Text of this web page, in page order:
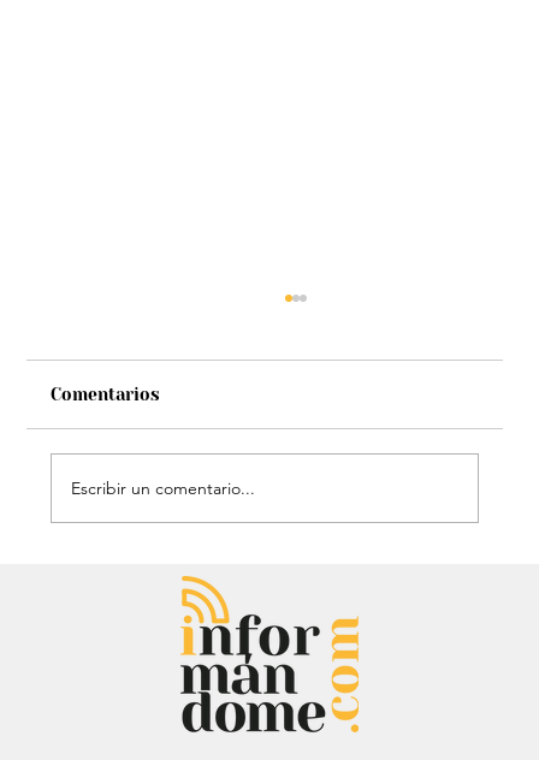
Héroe de cuatro patas: Perrito
policía sorprendió con técnica de
Comentarios
Escribir un comentario...